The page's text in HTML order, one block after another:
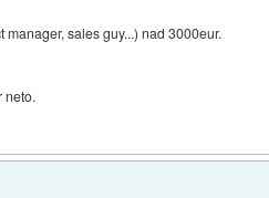
sales guy...) nad 3000eur.
neto.